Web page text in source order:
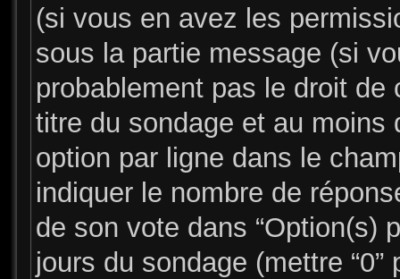
(si vous en avez les
sous la partie message (si
probablement pas le droit
titre du sondage et au
option par ligne dans le
indiquer le nombre de
de son vote dans “Option(s)
jours du sondage (mettre